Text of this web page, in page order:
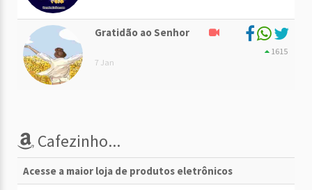
Gratidão ao Senhor
7 Jan
1615
Cafezinho...
Acesse a maior loja de produtos eletrônicos